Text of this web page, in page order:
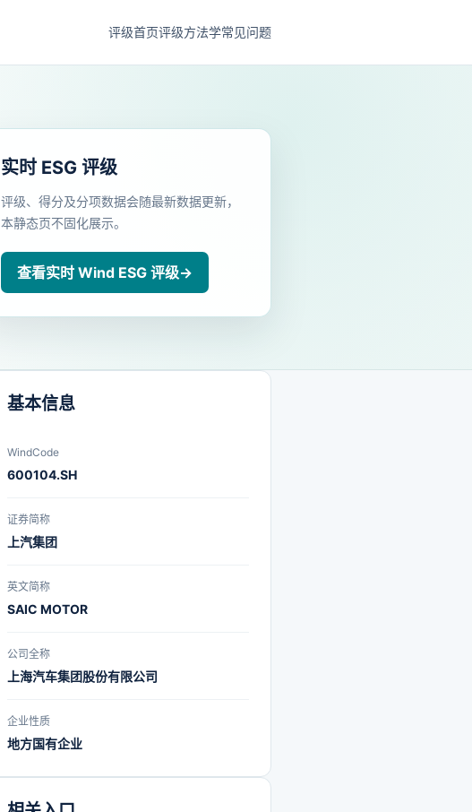
评级首页评级方法学常见问题
实时 ESG 评级
评级、得分及分项数据会随最新数据更新，
本静态页不固化展示。
查看实时 Wind ESG 评级→
基本信息
WindCode
600104.SH
证券简称
上汽集团
英文简称
SAIC MOTOR
公司全称
上海汽车集团股份有限公司
企业性质
地方国有企业